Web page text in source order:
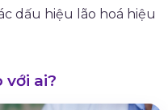
dấu hiệu lão hoá hiệu
ai?